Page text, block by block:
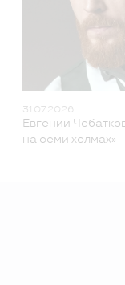
31.07.2026
Евгений
на семи холмах»